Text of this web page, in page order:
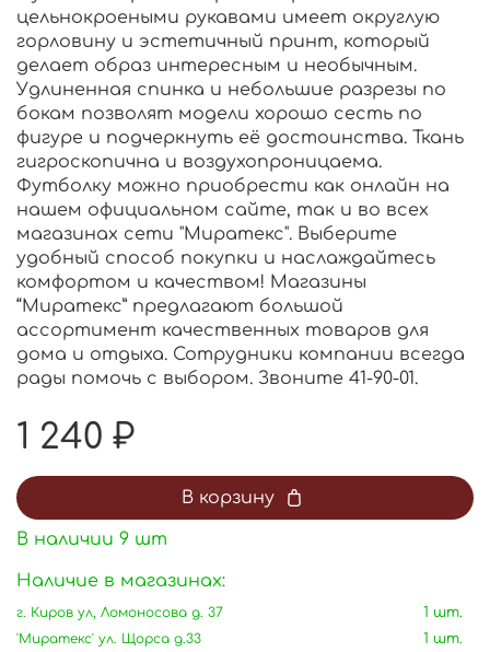
цельнокроеными рукавами имеет округлую
горловину и эстетичный принт, который
делает образ интересным и необычным.
Удлиненная спинка и небольшие разрезы по
бокам позволят модели хорошо сесть по
фигуре и подчеркнуть её достоинства. Ткань
гигроскопична и воздухопроницаема.
Футболку можно приобрести как онлайн на
нашем официальном сайте, так и во всех
магазинах сети "Миратекс". Выберите
удобный способ покупки и наслаждайтесь
комфортом и качеством! Магазины
“Миратекс” предлагают большой
ассортимент качественных товаров для
дома и отдыха. Сотрудники компании всегда
рады помочь с выбором. Звоните 41-90-01.
1 240 ₽
В корзину
В наличии 9 шт
Наличие в магазинах:
г. Киров ул, Ломоносова д. 37
1 шт.
'Миратекс' ул. Щорса д.33
1 шт.